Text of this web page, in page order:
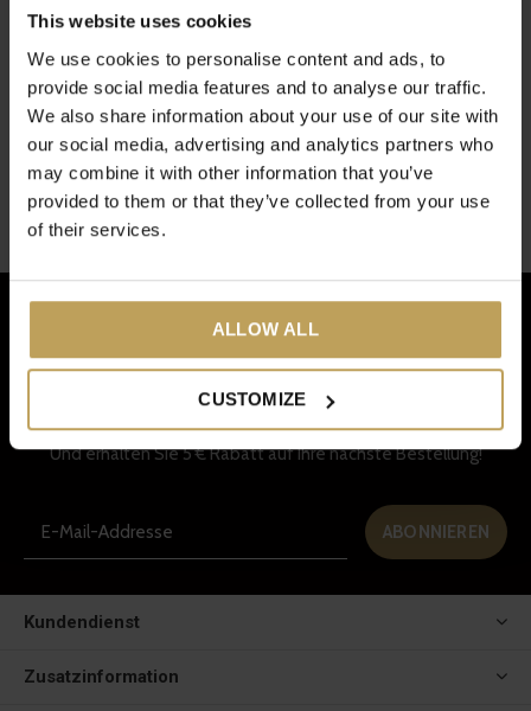
This website uses cookies
We use cookies to personalise content and ads, to
provide social media features and to analyse our traffic.
We also share information about your use of our site with
our social media, advertising and analytics partners who
may combine it with other information that you’ve
provided to them or that they’ve collected from your use
of their services.
ALLOW ALL
CUSTOMIZE
Women's Pause
Kräutertees für die
Menopause
€27,95
3 von 3 Produkten gesehen
Jetzt anmelden für unseren
Newsletter
Und erhalten Sie 5 € Rabatt auf Ihre nächste Bestellung!
ABONNIEREN
Kundendienst
Zusatzinformation